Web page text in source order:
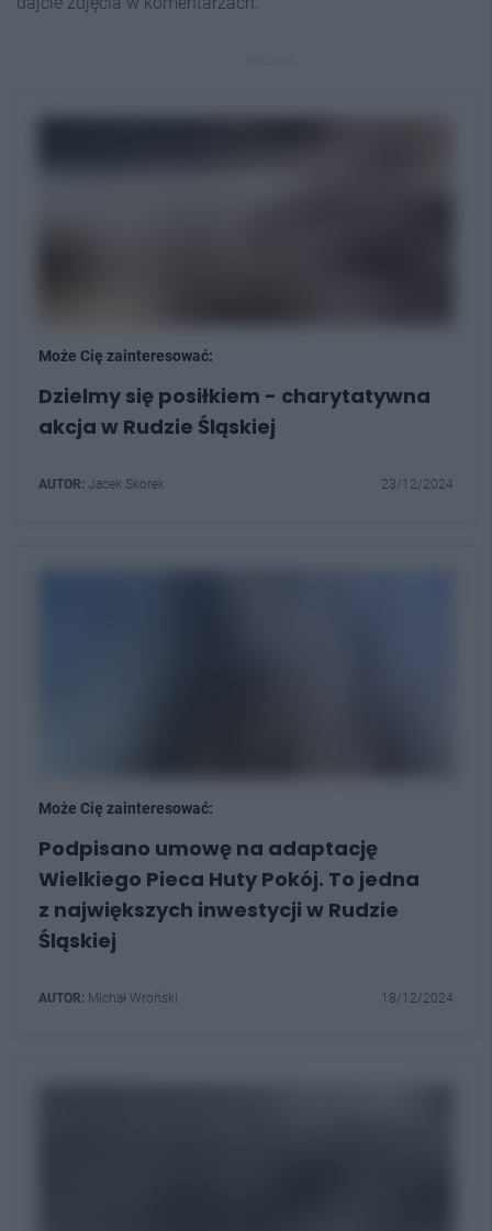
Może Cię zainteresować:
Dzielmy się posiłkiem - charytatywna
akcja w Rudzie Śląskiej
AUTOR: Jacek Skorek 23/12/2024
Może Cię zainteresować:
Podpisano umowę na adaptację
Wielkiego Pieca Huty Pokój. To jedna
z największych inwestycji w Rudzie
Śląskiej
AUTOR: Michał Wroński 18/12/2024